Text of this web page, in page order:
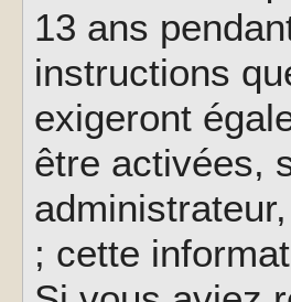
13 ans
instructions
exigeront
être activées,
; cette